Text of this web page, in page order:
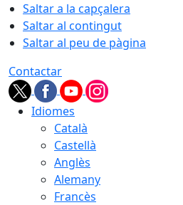
Saltar a la capçalera
Saltar al contingut
Saltar al peu de pàgina
Contactar
Idiomes
Català
Castellà
Anglès
Alemany
Francès